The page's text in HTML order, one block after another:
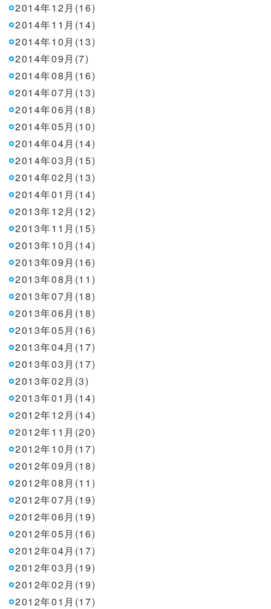
2014年12月(16)
2014年11月(14)
2014年10月(13)
2014年09月(7)
2014年08月(16)
2014年07月(13)
2014年06月(18)
2014年05月(10)
2014年04月(14)
2014年03月(15)
2014年02月(13)
2014年01月(14)
2013年12月(12)
2013年11月(15)
2013年10月(14)
2013年09月(16)
2013年08月(11)
2013年07月(18)
2013年06月(18)
2013年05月(16)
2013年04月(17)
2013年03月(17)
2013年02月(3)
2013年01月(14)
2012年12月(14)
2012年11月(20)
2012年10月(17)
2012年09月(18)
2012年08月(11)
2012年07月(19)
2012年06月(19)
2012年05月(16)
2012年04月(17)
2012年03月(19)
2012年02月(19)
2012年01月(17)